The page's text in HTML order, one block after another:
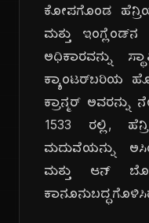
ಕೋಪಗೊಂಡ
ಮತ್ತು
ಅಧಿಕಾರವನ್ನು
ಕ್ಯಾಂಟರ್‌ಬರಿಯ
ಕ್ರಾನ್ಮರ್ ಅವರನ್ನು
1533 ರಲ್ಲಿ,
ಮದುವೆಯನ್ನು
ಮತ್ತು ಆನ್